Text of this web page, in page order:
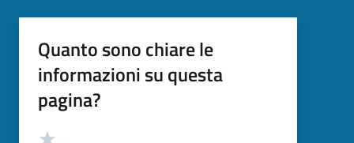
Quanto sono chiare le
informazioni su questa
pagina?
Valutazione